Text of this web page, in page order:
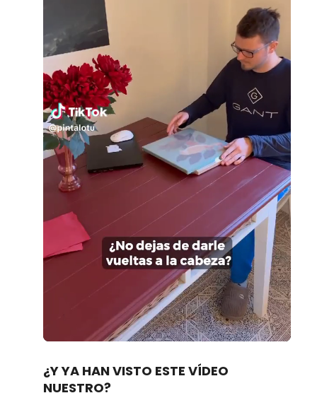
Unmute Loaded:
100.00%
¿Y YA HAN VISTO ESTE VÍDEO
NUESTRO?